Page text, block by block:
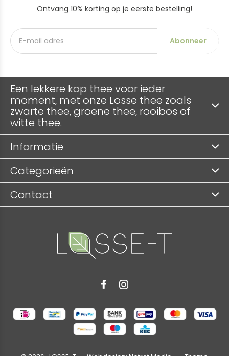
Ontvang 10% korting op je eerste bestelling!
Abonneer
Een lekkere kop thee voor ieder
moment, met onze Losse thee zoals
zwarte thee, groene thee, rooibos of
witte thee.
Informatie
Categorieën
Contact